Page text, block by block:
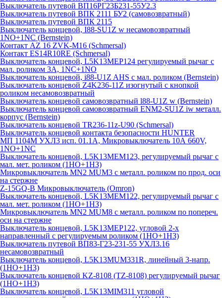
Выключатель путевой ВП16РГ23Б231-55У2.3
Выключатель путевой ВПК 2111 БУ2 (самовозвратный)
Выключатель путевой ВПК 2115
Выключатель концевой, I88-SU1Z w несамовозвратный
1NO+1NC (Bernstein)
Контакт AZ 16 ZVK-M16 (Schmersal)
Контакт ES14R10RE (Schmersal)
Выключатель концевой, L5K13MEP124 регулируемый рычаг с
мал. роликом 3А, 1NC+1NO
Выключатель концевой, i88-U1Z AHS с мал. роликом (Bernstein)
Выключатель концевой Z4K236-11Z изогнутый с кнопкой
роликом несамовозвратный
Выключатель концевой самовозвратный l88-U1Z w (Bernstein)
Выключатель концевой самовозвратный ENM2-SU1Z iw металл.
корпус (Bernstein)
Выключатель концевой TR236-11z-U90 (Schmersal)
Выключатель концевой контакта безопасности HUNTER
МП 1104М УХЛ3 исп. 01.1А, Микровыключатель 10А 660V,
1NO+1NC
Выключатель концевой, L5K13MEM123, регулируемый рычаг с
мал. мет. роликом (1НО+1НЗ)
Микровыключатель MN2 MUM3 с металл. роликом по прод. оси
на стержне
Z-15GQ-B Микровыключатель (Omron)
Выключатель концевой, L5K13MEM122, регулируемый рычаг с
мал. мет. роликом (1НО+1НЗ)
Микровыключатель MN2 MUM8 с металл. роликом по попереч.
оси на стержне
Выключатель концевой, L5K13MEP122, угловой 2-х
направленный с регулируемым роликом (1НО+1НЗ)
Выключатель путевой ВП83-Г23-231-55 УХЛ3.16
несамовозвратный
Выключатель концевой, L5K13MUM331R, линейный 3-напр.
(1НО+1НЗ)
Выключатель концевой KZ-8108 (TZ-8108) регулируемый рычаг
(1НО+1НЗ)
Выключатель концевой, L5K13MIM311 угловой